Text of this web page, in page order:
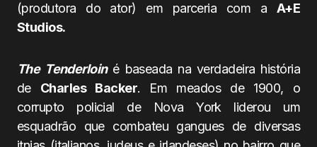
(produtora do ator) em parceria com a A+E
Studios.
The Tenderloiné baseada na verdadeira história
de Charles Backer. Em meados de 1900, o
corrupto policial de Nova York liderou um
esquadrão que combateu gangues de diversas